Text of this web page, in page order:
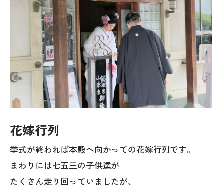
花嫁行列
挙式が終われば本殿へ向かっての花嫁行列です。
まわりには七五三の子供達が
たくさん走り回っていましたが、